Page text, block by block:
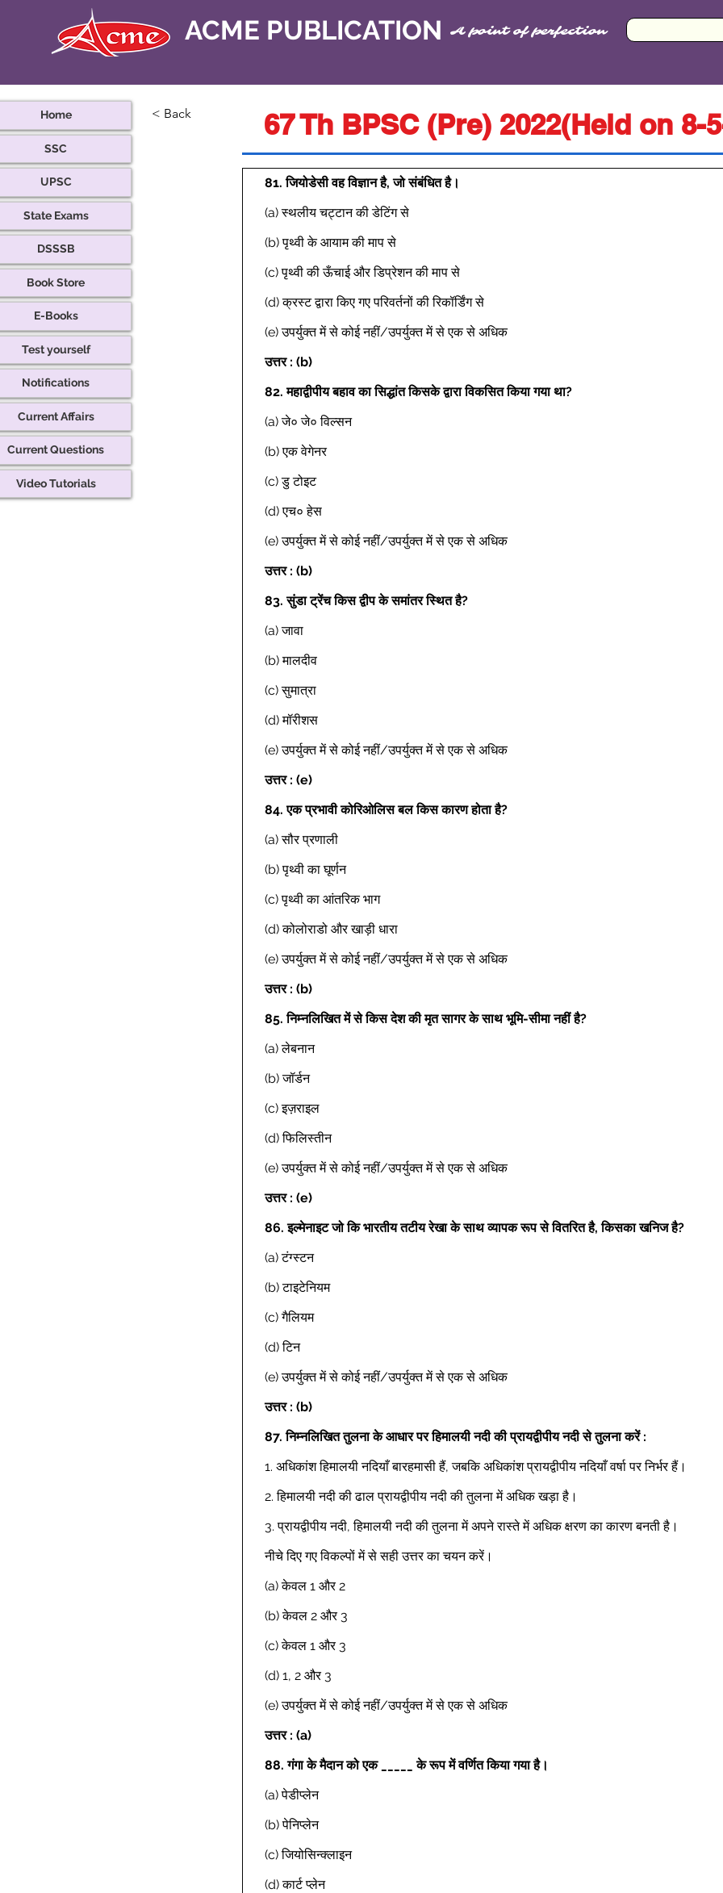
ACME PUBLICATION A point of perfection
< Back 67 Th BPSC (Pre) 2022(Held on 8-
Previous
81. जियोडेसी वह विज्ञान है, जो संबंधित है।
(a) स्थलीय चट्टान की डेटिंग से
(b) पृथ्वी के आयाम की माप से
(c) पृथ्वी की ऊँचाई और डिप्रेशन की माप से
(d) क्रस्ट द्वारा किए गए परिवर्तनों की रिकॉर्डिंग से
(e) उपर्युक्त में से कोई नहीं/उपर्युक्त में से एक से अधिक
उत्तर : (b)
82. महाद्वीपीय बहाव का सिद्धांत किसके द्वारा विकसित किया गया था?
(a) जे० जे० विल्सन
(b) एक वेगेनर
(c) डु टोइट
(d) एच० हेस
(e) उपर्युक्त में से कोई नहीं/उपर्युक्त में से एक से अधिक
उत्तर : (b)
83. सुंडा ट्रेंच किस द्वीप के समांतर स्थित है?
(a) जावा
(b) मालदीव
(c) सुमात्रा
(d) मॉरीशस
(e) उपर्युक्त में से कोई नहीं/उपर्युक्त में से एक से अधिक
उत्तर : (e)
84. एक प्रभावी कोरिओलिस बल किस कारण होता है?
(a) सौर प्रणाली
(b) पृथ्वी का घूर्णन
(c) पृथ्वी का आंतरिक भाग
(d) कोलोराडो और खाड़ी धारा
(e) उपर्युक्त में से कोई नहीं/उपर्युक्त में से एक से अधिक
उत्तर : (b)
85. निम्नलिखित में से किस देश की मृत सागर के साथ भूमि-सीमा नहीं है?
(a) लेबनान
(b) जॉर्डन
(c) इज़राइल
(d) फिलिस्तीन
(e) उपर्युक्त में से कोई नहीं/उपर्युक्त में से एक से अधिक
उत्तर : (e)
86. इल्मेनाइट जो कि भारतीय तटीय रेखा के साथ व्यापक रूप से वितरित है, किसका खनिज है?
(a) टंग्स्टन
(b) टाइटेनियम
(c) गैलियम
(d) टिन
(e) उपर्युक्त में से कोई नहीं/उपर्युक्त में से एक से अधिक
उत्तर : (b)
87. निम्नलिखित तुलना के आधार पर हिमालयी नदी की प्रायद्वीपीय नदी से तुलना करें :
1. अधिकांश हिमालयी नदियाँ बारहमासी हैं, जबकि अधिकांश प्रायद्वीपीय नदियाँ वर्षा पर निर्भर हैं।
2. हिमालयी नदी की ढाल प्रायद्वीपीय नदी की तुलना में अधिक खड़ा है।
3. प्रायद्वीपीय नदी, हिमालयी नदी की तुलना में अपने रास्ते में अधिक क्षरण का कारण बनती है।
नीचे दिए गए विकल्पों में से सही उत्तर का चयन करें।
(a) केवल 1 और 2
(b) केवल 2 और 3
(c) केवल 1 और 3
(d) 1, 2 और 3
(e) उपर्युक्त में से कोई नहीं/उपर्युक्त में से एक से अधिक
उत्तर : (a)
88. गंगा के मैदान को एक _____ के रूप में वर्णित किया गया है।
(a) पेडीप्लेन
(b) पेनिप्लेन
(c) जियोसिन्क्लाइन
(d) कार्ट प्लेन
Home
SSC
UPSC
State Exams
DSSSB
Book Store
E-Books
Test yourself
Notifications
Current Affairs
Current Questions
Video Tutorials